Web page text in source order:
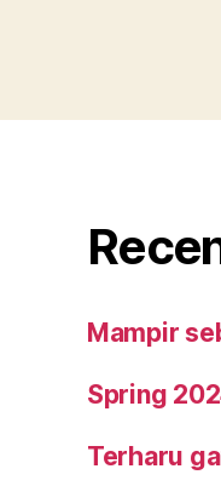
Mampir
Spring
Terharu